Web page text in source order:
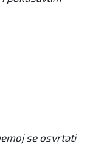
se osvrtati